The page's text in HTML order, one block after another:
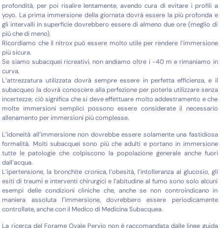
profondità, per poi risalire lentamente, avendo cura di evitare i profili a
yoyo. La prima immersione della giornata dovrà essere la più profonda e
gli intervalli in superficie dovrebbero essere di almeno due ore (meglio di
più che di meno).
Ricordiamo che il nitrox può essere molto utile per rendere l’immersione
più sicura.
Se siamo subacquei ricreativi, non andiamo oltre i -40 m e rimaniamo in
curva.
L’attrezzatura utilizzata dovrà sempre essere in perfetta efficienza, e il
subacqueo la dovrà conoscere alla perfezione per poterla utilizzare senza
incertezze; ciò significa che si deve effettuare molto addestramento e che
molte immersioni semplici possono essere considerate il necessario
allenamento per immersioni più complesse.
L’idoneità all’immersione non dovrebbe essere solamente una fastidiosa
formalità. Molti subacquei sono più che adulti e portano in immersione
tutte le patologie che colpiscono la popolazione generale anche fuori
dall’acqua.
L’ipertensione, la bronchite cronica, l’obesità, l’intolleranza al glucosio, gli
esiti di traumi e interventi chirurgici e l’abitudine al fumo sono solo alcuni
esempi delle condizioni cliniche che, anche se non controindicano in
maniera assoluta l’immersione, dovrebbero essere periodicamente
controllate, anche con il Medico di Medicina Subacquea.
La ricerca del Forame Ovale Pervio non è raccomandata dalle linee guida